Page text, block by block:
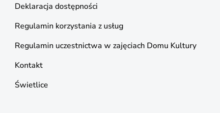
Deklaracja dostępności
Regulamin korzystania z usług
Regulamin uczestnictwa w zajęciach Domu Kultury
Kontakt
Świetlice